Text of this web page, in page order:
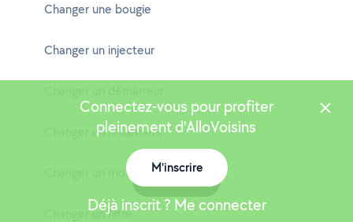
Changer une bougie
Changer un injecteur
Changer un roulement
Changer un moteur
Changer un filtre
Connectez-vous pour profiter
pleinement d'AlloVoisins
M'inscrire
Déjà inscrit ? Me connecter